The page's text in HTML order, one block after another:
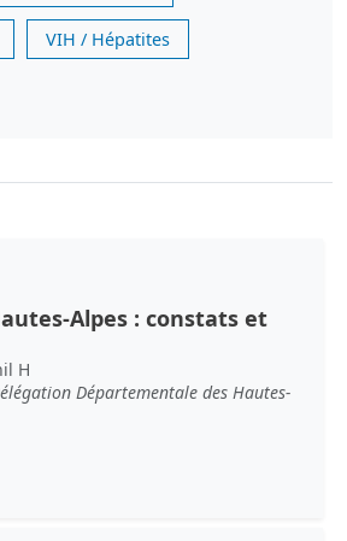
VIH / Hépatites
Alpes : constats et
H
Départementale des Hautes-